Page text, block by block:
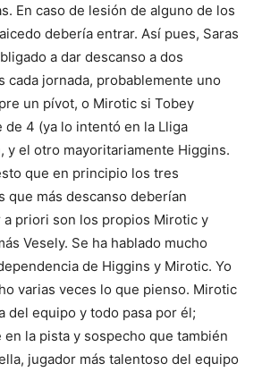
En caso de lesión de alguno de los
debería entrar. Así pues, Saras
a dar descanso a dos
cada jornada, probablemente uno
un pívot, o Mirotic si Tobey
de 4 (ya lo intentó en la Lliga
y el otro mayoritariamente Higgins.
que en principio los tres
que más descanso deberían
a priori son los propios Mirotic y
Vesely. Se ha hablado mucho
de Higgins y Mirotic. Yo
varias veces lo que pienso. Mirotic
del equipo y todo pasa por él;
la pista y sospecho que también
jugador más talentoso del equipo